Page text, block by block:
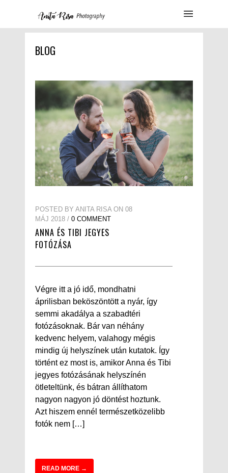
BLOG
POSTED BY ANITA RISA ON 08
MÁJ 2018 / 0 COMMENT
ANNA ÉS TIBI JEGYES
FOTÓZÁSA
Végre itt a jó idő, mondhatni
áprilisban beköszöntött a nyár, így
semmi akadálya a szabadtéri
fotózásoknak. Bár van néhány
kedvenc helyem, valahogy mégis
mindig új helyszínek után kutatok. Így
történt ez most is, amikor Anna és Tibi
jegyes fotózásának helyszínén
ötleteltünk, és bátran állíthatom
nagyon nagyon jó döntést hoztunk.
Azt hiszem ennél természetközelibb
fotók nem […]
READ MORE →